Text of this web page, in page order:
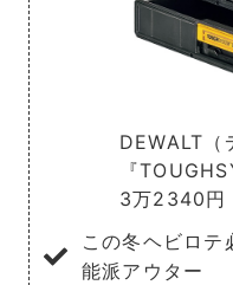
DEWALT（
『
3万2340円
この冬ヘビロテ
能派アウター